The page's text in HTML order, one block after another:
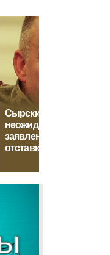
Сырский cделал
неожиданное
заявление после
отставки